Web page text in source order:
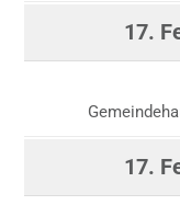
17.
17.